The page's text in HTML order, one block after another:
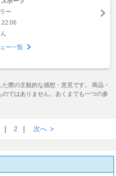
ー
22:06
ー一覧
際の主観的な感想・意見です。 商品・
ではありません。あくまでも一つの参
｜ 2 ｜ 次へ >